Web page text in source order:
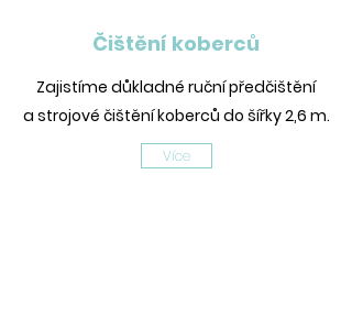
Čištění koberců
Zajistíme důkladné ruční předčištění
a strojové čištění koberců do šířky 2,6 m.
Více